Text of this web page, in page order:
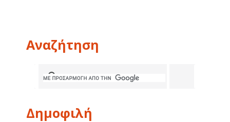
Αναζήτηση
Δημοφιλή